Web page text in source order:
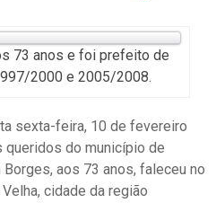
73 anos e foi prefeito de
2000 e 2005/2008.
sexta-feira, 10 de fevereiro
do município de
aos 73 anos, faleceu no
cidade da região